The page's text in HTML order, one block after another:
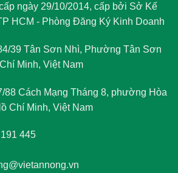
ngày 29/10/2014, cấp bởi Sở Kế
HCM - Phòng Đăng Ký Kinh Doanh
39 Tân Sơn Nhì, Phường Tân Sơn
Minh, Việt Nam
88 Cách Mạng Tháng 8, phường Hòa
Chí Minh, Việt Nam
445